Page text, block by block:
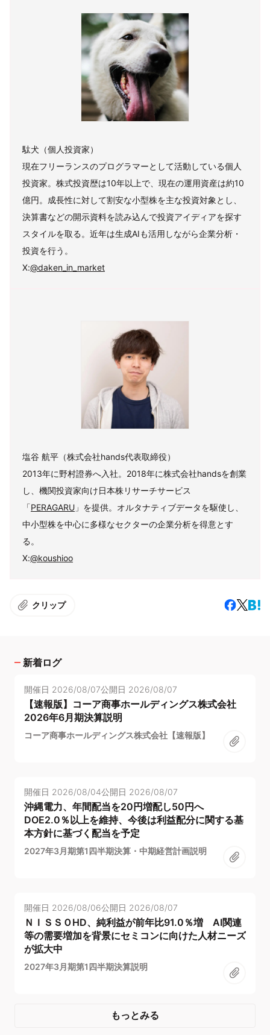
駄犬（個人投資家）
現在フリーランスのプログラマーとして活動している個人
投資家。株式投資歴は10年以上で、現在の運用資産は約10
億円。成長性に対して割安な小型株を主な投資対象とし、
決算書などの開示資料を読み込んで投資アイディアを探す
スタイルを取る。近年は生成AIも活用しながら企業分析・
投資を行う。
X:@daken_in_market
塩谷 航平（株式会社hands代表取締役）
2013年に野村證券へ入社。2018年に株式会社handsを創業
し、機関投資家向け日本株リサーチサービス
「PERAGARU 」を提供。オルタナティブデータを駆使し、
中小型株を中心に多様なセクターの企業分析を得意とす
る。
X:@koushioo
クリップ
新着ログ
開催日 2026/08/07公開日 2026/08/07
【速報版】コーア商事ホールディングス株式会社
2026年6月期決算説明
コーア商事ホールディングス株式会社【速報版】
開催日 2026/08/04公開日 2026/08/07
沖縄電力、年間配当を20円増配し50円へ
DOE2.0％以上を維持、今後は利益配分に関する基
本方針に基づく配当を予定
2027年3月期第1四半期決算・中期経営計画説明
開催日 2026/08/06公開日 2026/08/07
ＮＩＳＳＯHD、純利益が前年比91.0％増 AI関連
等の需要増加を背景にセミコンに向けた人材ニーズ
が拡大中
2027年3月期第1四半期決算説明
もっとみる